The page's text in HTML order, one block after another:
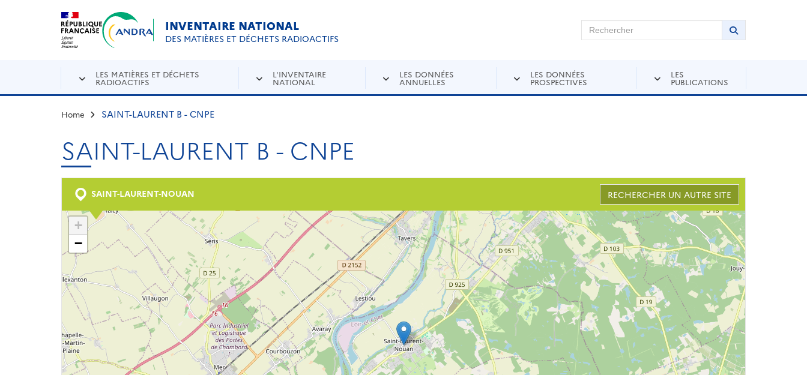
Aller au contenu principal
INVENTAIRE NATIONAL
DES MATIÈRES ET DÉCHETS RADIOACTIFS
Rechercher sur Andra Inventaire Rechercher
Lancer la
LES MATIÈRES ET DÉCHETS
RADIOACTIFS
L'INVENTAIRE
NATIONAL
LES DONNÉES
ANNUELLES
LES DONNÉES
PROSPECTIVES
LES
PUBLICATIONS
Home SAINT-LAURENT B - CNPE
SAINT-LAURENT B - CNPE
SAINT-LAURENT-NOUAN RECHERCHER UN AUTRE SITE
+
−